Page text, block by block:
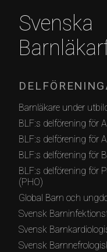
Svenska
Barnläkare under
BLF:s delförening för
BLF:s delförening för
BLF:s delförening för
BLF:s delförening för
(PHO)
Global Barn och
Svensk
Svensk
Svensk